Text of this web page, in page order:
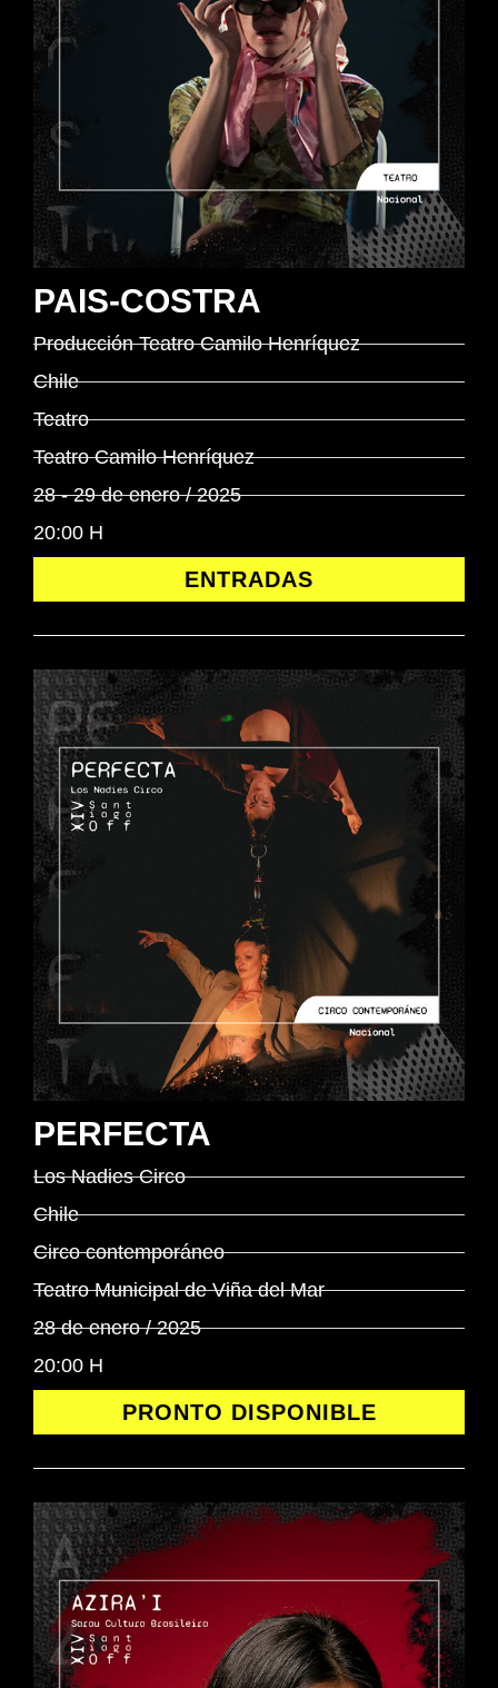
PAIS-COSTRA
Producción Teatro Camilo Henríquez
Chile
Teatro
Teatro Camilo Henríquez
28 - 29 de enero / 2025
20:00 H
ENTRADAS
PERFECTA
Los Nadies Circo
Chile
Circo contemporáneo
Teatro Municipal de Viña del Mar
28 de enero / 2025
20:00 H
PRONTO DISPONIBLE